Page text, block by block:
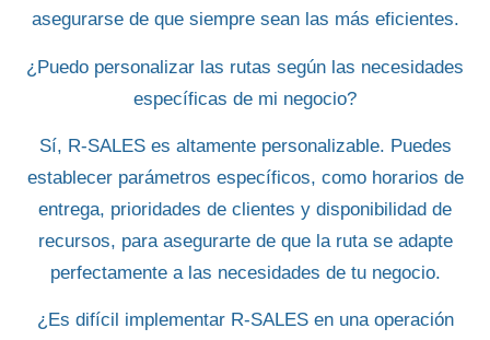
asegurarse de que siempre sean las más eficientes.
¿Puedo personalizar las rutas según las necesidades
específicas de mi negocio?
Sí, R-SALES es altamente personalizable. Puedes
establecer parámetros específicos, como horarios de
entrega, prioridades de clientes y disponibilidad de
recursos, para asegurarte de que la ruta se adapte
perfectamente a las necesidades de tu negocio.
¿Es difícil implementar R-SALES en una operación